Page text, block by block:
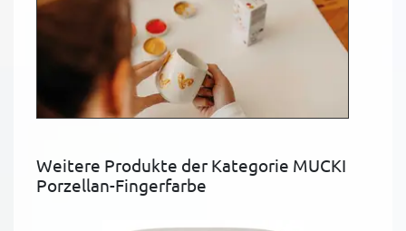
Weitere Produkte der Kategorie MUCKI
Porzellan-Fingerfarbe